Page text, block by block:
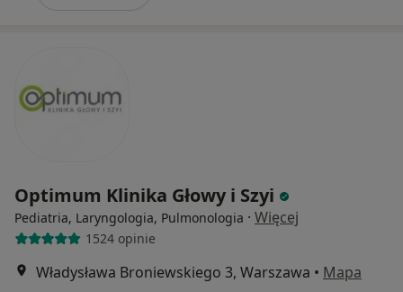
Optimum Klinika Głowy i Szyi
Pediatria, Laryngologia, Pulmonologia · Więcej
1524 opinie
Władysława Broniewskiego 3, Warszawa • Mapa